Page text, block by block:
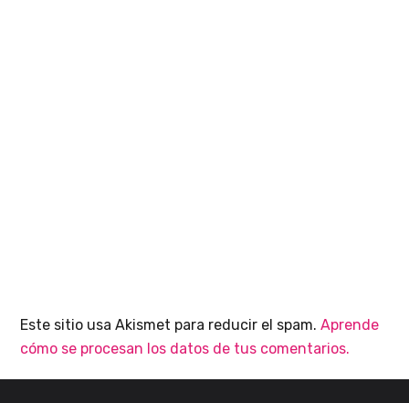
Este sitio usa Akismet para reducir el spam.Aprende
cómo se procesan los datos de tus comentarios.